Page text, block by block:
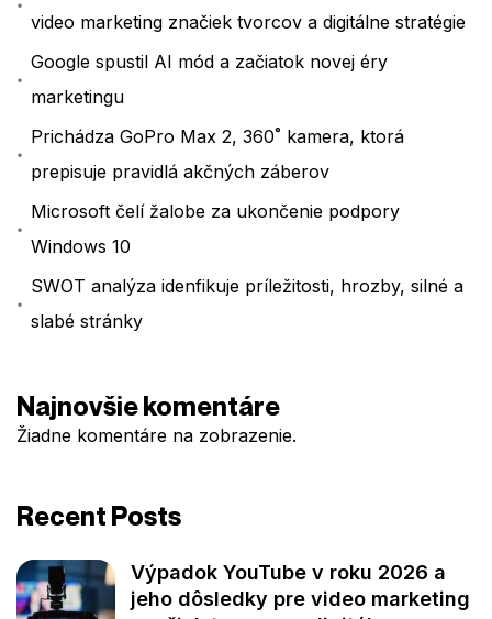
video marketing značiek tvorcov a digitálne stratégie
Google spustil AI mód a začiatok novej éry
marketingu
Prichádza GoPro Max 2, 360˚ kamera, ktorá
prepisuje pravidlá akčných záberov
Microsoft čelí žalobe za ukončenie podpory
Windows 10
SWOT analýza idenfikuje príležitosti, hrozby, silné a
slabé stránky
Najnovšie komentáre
Žiadne komentáre na zobrazenie.
Recent Posts
Výpadok YouTube v roku 2026 a
jeho dôsledky pre video marketing